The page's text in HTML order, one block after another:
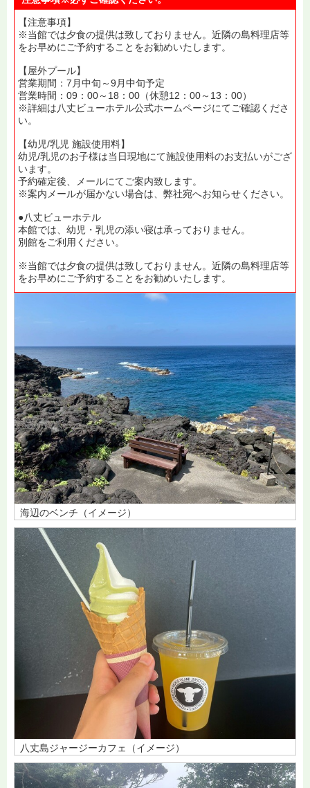
【注意事項】
※当館では夕食の提供は致しておりません。近隣の島料理店等
をお早めにご予約することをお勧めいたします。
【屋外プール】
営業期間：7月中旬～9月中旬予定
営業時間：09：00～18：00（休憩12：00～13：00）
※詳細は八丈ビューホテル公式ホームページにてご確認くださ
い。
【幼児/乳児 施設使用料】
幼児/乳児のお子様は当日現地にて施設使用料のお支払いがござ
います。
予約確定後、メールにてご案内致します。
※案内メールが届かない場合は、弊社宛へお知らせください。
●八丈ビューホテル
本館では、幼児・乳児の添い寝は承っておりません。
別館をご利用ください。
※当館では夕食の提供は致しておりません。近隣の島料理店等
をお早めにご予約することをお勧めいたします。
海辺のベンチ（イメージ）
八丈島ジャージーカフェ（イメージ）